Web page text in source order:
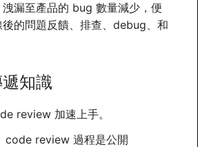
漏至產品的 bug 數量減少，便
的問題反饋、排查、debug、和
知識
review 加速上手。
code review 過程是公開